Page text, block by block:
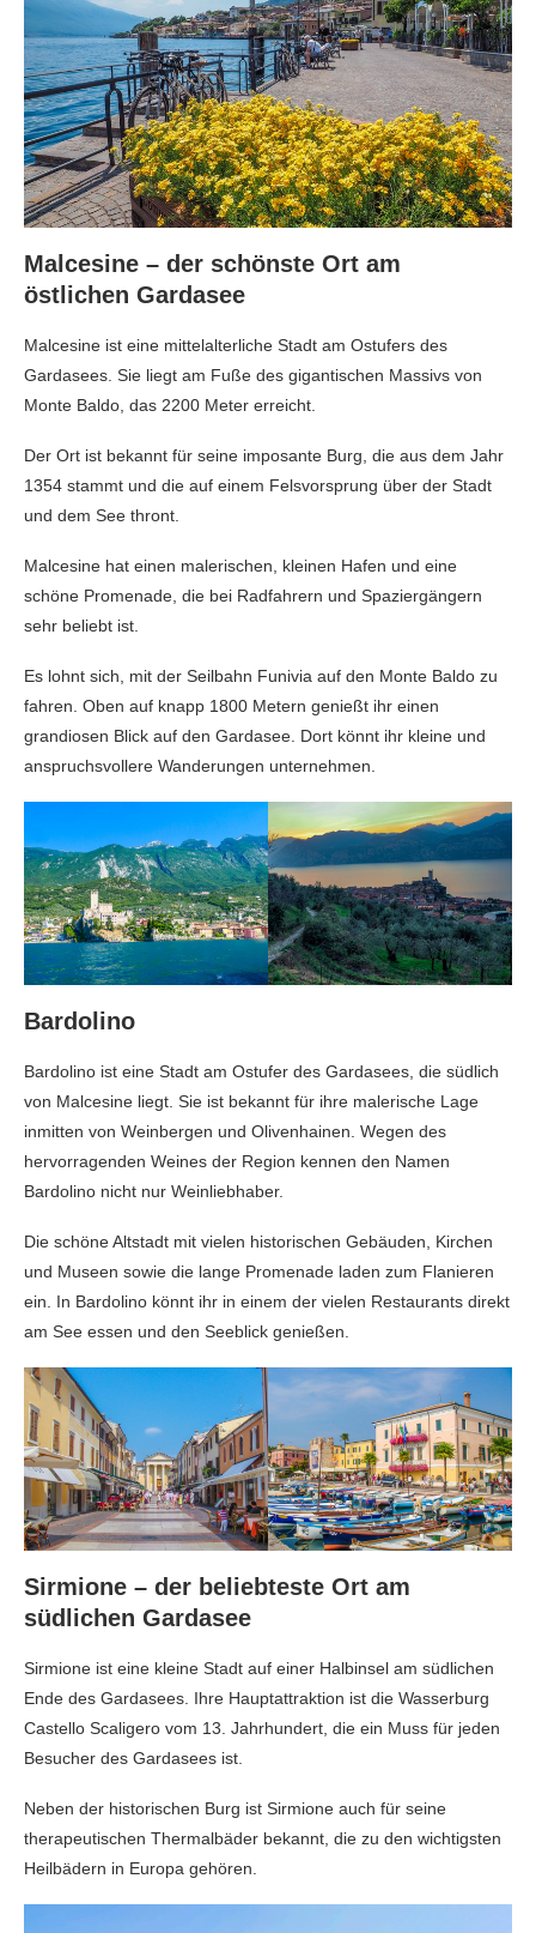
Malcesine – der schönste Ort am
östlichen Gardasee
Malcesine ist eine mittelalterliche Stadt am Ostufers des
Gardasees. Sie liegt am Fuße des gigantischen Massivs von
Monte Baldo, das 2200 Meter erreicht.
Der Ort ist bekannt für seine imposante Burg, die aus dem Jahr
1354 stammt und die auf einem Felsvorsprung über der Stadt
und dem See thront.
Malcesine hat einen malerischen, kleinen Hafen und eine
schöne Promenade, die bei Radfahrern und Spaziergängern
sehr beliebt ist.
Es lohnt sich, mit der Seilbahn Funivia auf den Monte Baldo zu
fahren. Oben auf knapp 1800 Metern genießt ihr einen
grandiosen Blick auf den Gardasee. Dort könnt ihr kleine und
anspruchsvollere Wanderungen unternehmen.
Bardolino
Bardolino ist eine Stadt am Ostufer des Gardasees, die südlich
von Malcesine liegt. Sie ist bekannt für ihre malerische Lage
inmitten von Weinbergen und Olivenhainen. Wegen des
hervorragenden Weines der Region kennen den Namen
Bardolino nicht nur Weinliebhaber.
Die schöne Altstadt mit vielen historischen Gebäuden, Kirchen
und Museen sowie die lange Promenade laden zum Flanieren
ein. In Bardolino könnt ihr in einem der vielen Restaurants direkt
am See essen und den Seeblick genießen.
Sirmione – der beliebteste Ort am
südlichen Gardasee
Sirmione ist eine kleine Stadt auf einer Halbinsel am südlichen
Ende des Gardasees. Ihre Hauptattraktion ist die Wasserburg
Castello Scaligero vom 13. Jahrhundert, die ein Muss für jeden
Besucher des Gardasees ist.
Neben der historischen Burg ist Sirmione auch für seine
therapeutischen Thermalbäder bekannt, die zu den wichtigsten
Heilbädern in Europa gehören.